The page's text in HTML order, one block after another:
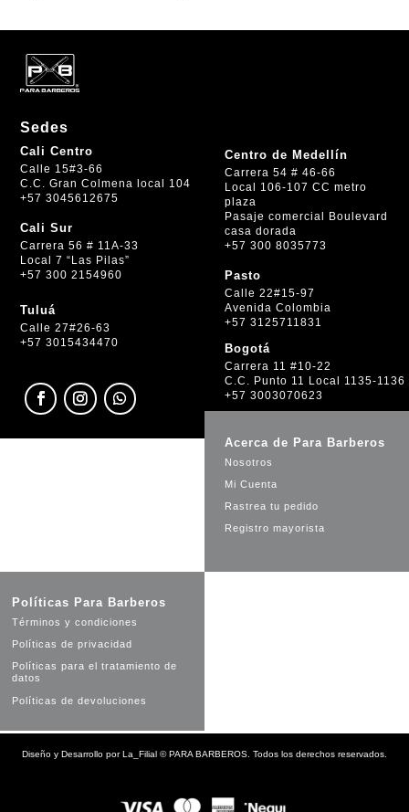
Sedes
Cali Centro
Calle 15#3-66
C.C. Gran Colmena local 104
+57 3045612675
Cali Sur
Carrera 56 # 11A-33
Local 7 “Las Pilas”
+57 300 2154960
Tuluá
Calle 27#26-63
+57 3015434470
Centro de Medellín
Carrera 54 # 46-66
Local 106-107 CC metro
plaza
Pasaje comercial Boulevard
casa dorada
+57 300 8035773
Pasto
Calle 22#15-97
Avenida Colombia
+57 3125711831
Bogotá
Carrera 11 #10-22
C.C. Punto 11 Local 1135-1136
+57 3003070623
Acerca de Para Barberos
Nosotros
Mi Cuenta
Rastrea tu pedido
Registro mayorista
Políticas Para Barberos
Términos y condiciones
Políticas de privacidad
Políticas para el tratamiento de
datos
Políticas de devoluciones
Diseño y Desarrollo porLa_Filial ©PARA BARBEROS. Todos los derechos reservados.